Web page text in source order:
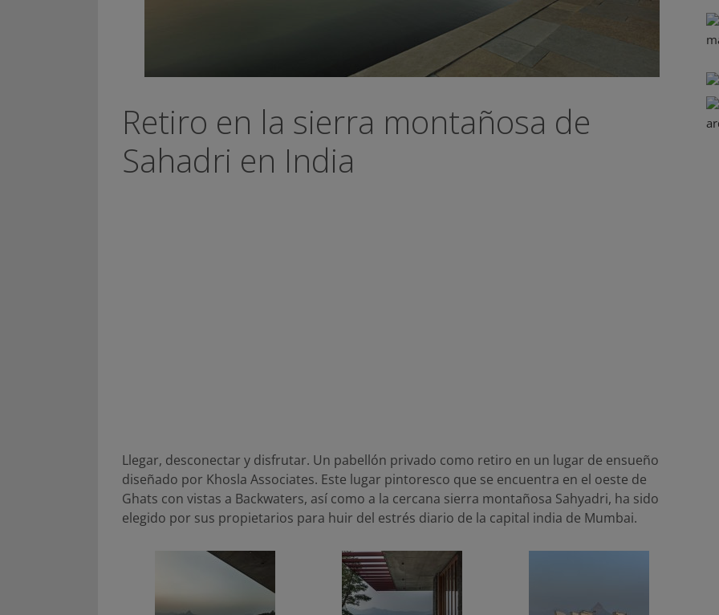
Retiro en la sierra montañosa de
Sahadri en India
Llegar, desconectar y disfrutar. Un pabellón privado como retiro en un lugar de ensueño
diseñado por Khosla Associates. Este lugar pintoresco que se encuentra en el oeste de
Ghats con vistas a Backwaters, así como a la cercana sierra montañosa Sahyadri, ha sido
elegido por sus propietarios para huir del estrés diario de la capital india de Mumbai.